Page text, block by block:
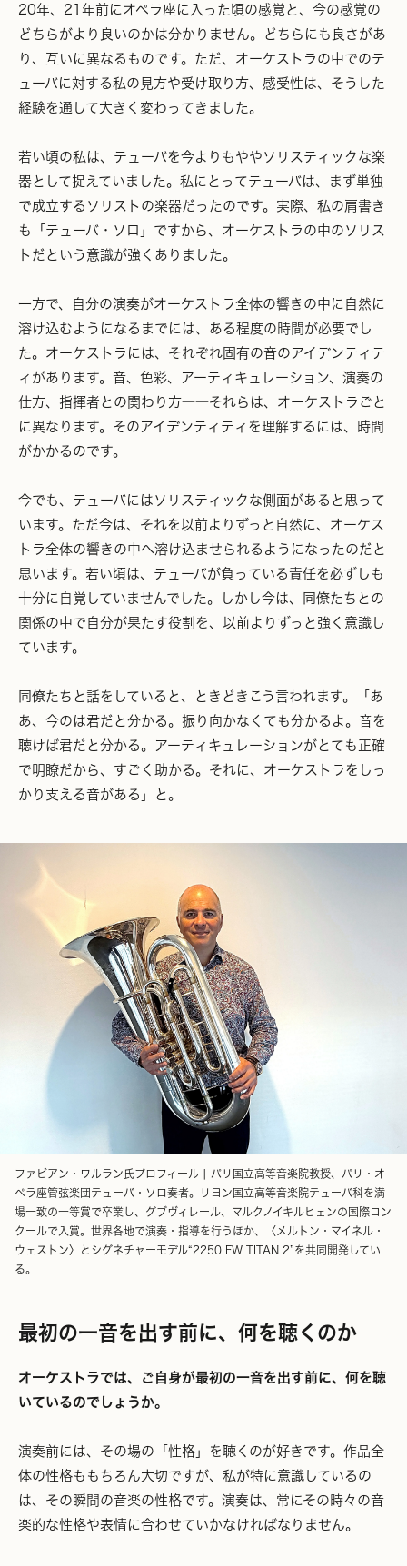
20年、21年前にオペラ座に入った頃の感覚と、今の感覚の
どちらがより良いのかは分かりません。どちらにも良さがあ
り、互いに異なるものです。ただ、オーケストラの中でのテ
ューバに対する私の見方や受け取り方、感受性は、そうした
経験を通して大きく変わってきました。
若い頃の私は、テューバを今よりもややソリスティックな楽
器として捉えていました。私にとってテューバは、まず単独
で成立するソリストの楽器だったのです。実際、私の肩書き
も「テューバ・ソロ」ですから、オーケストラの中のソリス
トだという意識が強くありました。
一方で、自分の演奏がオーケストラ全体の響きの中に自然に
溶け込むようになるまでには、ある程度の時間が必要でし
た。オーケストラには、それぞれ固有の音のアイデンティテ
ィがあります。音、色彩、アーティキュレーション、演奏の
仕方、指揮者との関わり方――それらは、オーケストラごと
に異なります。そのアイデンティティを理解するには、時間
がかかるのです。
今でも、テューバにはソリスティックな側面があると思って
います。ただ今は、それを以前よりずっと自然に、オーケス
トラ全体の響きの中へ溶け込ませられるようになったのだと
思います。若い頃は、テューバが負っている責任を必ずしも
十分に自覚していませんでした。しかし今は、同僚たちとの
関係の中で自分が果たす役割を、以前よりずっと強く意識し
ています。
同僚たちと話をしていると、ときどきこう言われます。「あ
あ、今のは君だと分かる。振り向かなくても分かるよ。音を
聴けば君だと分かる。アーティキュレーションがとても正確
で明瞭だから、すごく助かる。それに、オーケストラをしっ
かり支える音がある」と。
ファビアン・ワルラン氏プロフィール | パリ国立高等音楽院教授、パリ・オ
ペラ座管弦楽団テューバ・ソロ奏者。リヨン国立高等音楽院テューバ科を満
場一致の一等賞で卒業し、グブヴィレール、マルクノイキルヒェンの国際コン
クールで入賞。世界各地で演奏・指導を行うほか、〈メルトン・マイネル・
ウェストン〉とシグネチャーモデル“2250 FW TITAN 2”を共同開発してい
る。
最初の一音を出す前に、何を聴くのか
オーケストラでは、ご自身が最初の一音を出す前に、何を聴
いているのでしょうか。
演奏前には、その場の「性格」を聴くのが好きです。作品全
体の性格ももちろん大切ですが、私が特に意識しているの
は、その瞬間の音楽の性格です。演奏は、常にその時々の音
楽的な性格や表情に合わせていかなければなりません。